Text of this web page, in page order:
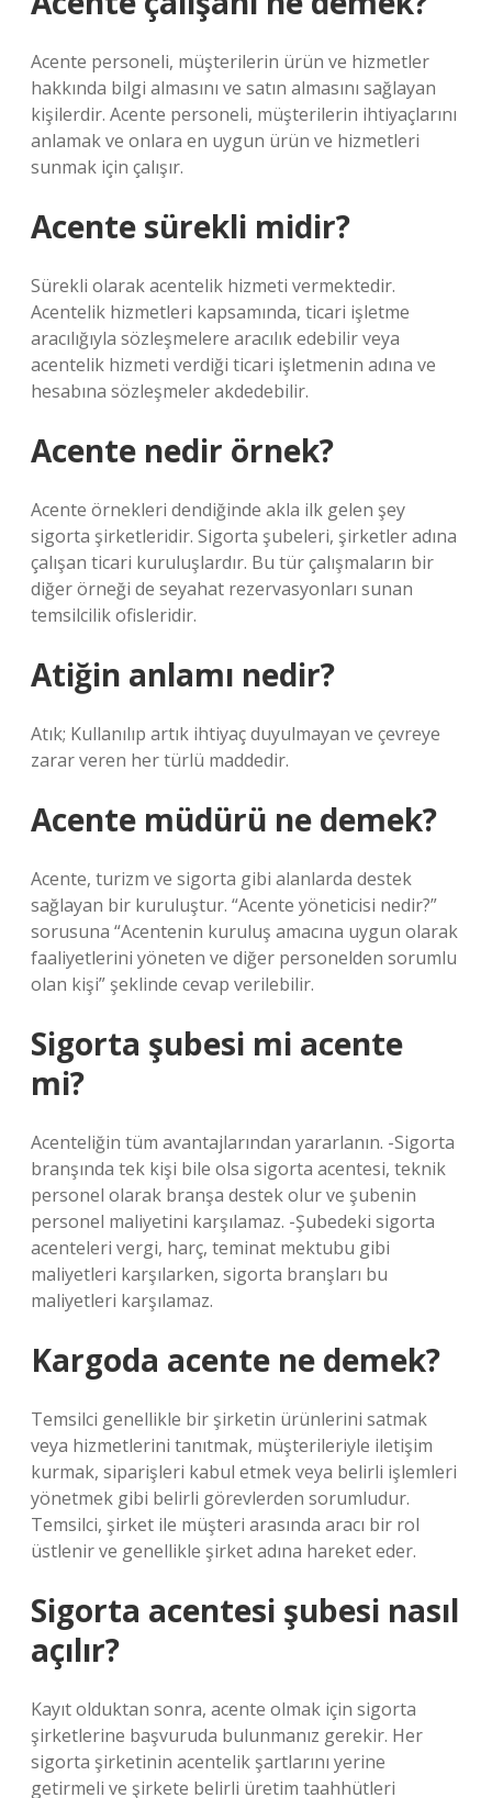
Acente personeli, müşterilerin ürün ve hizmetler
hakkında bilgi almasını ve satın almasını sağlayan
kişilerdir. Acente personeli, müşterilerin ihtiyaçlarını
anlamak ve onlara en uygun ürün ve hizmetleri
sunmak için çalışır.
Acente sürekli midir?
Sürekli olarak acentelik hizmeti vermektedir.
Acentelik hizmetleri kapsamında, ticari işletme
aracılığıyla sözleşmelere aracılık edebilir veya
acentelik hizmeti verdiği ticari işletmenin adına ve
hesabına sözleşmeler akdedebilir.
Acente nedir örnek?
Acente örnekleri dendiğinde akla ilk gelen şey
sigorta şirketleridir. Sigorta şubeleri, şirketler adına
çalışan ticari kuruluşlardır. Bu tür çalışmaların bir
diğer örneği de seyahat rezervasyonları sunan
temsilcilik ofisleridir.
Atiğin anlamı nedir?
Atık; Kullanılıp artık ihtiyaç duyulmayan ve çevreye
zarar veren her türlü maddedir.
Acente müdürü ne demek?
Acente, turizm ve sigorta gibi alanlarda destek
sağlayan bir kuruluştur. “Acente yöneticisi nedir?”
sorusuna “Acentenin kuruluş amacına uygun olarak
faaliyetlerini yöneten ve diğer personelden sorumlu
olan kişi” şeklinde cevap verilebilir.
Sigorta şubesi mi acente
mi?
Acenteliğin tüm avantajlarından yararlanın. -Sigorta
branşında tek kişi bile olsa sigorta acentesi, teknik
personel olarak branşa destek olur ve şubenin
personel maliyetini karşılamaz. -Şubedeki sigorta
acenteleri vergi, harç, teminat mektubu gibi
maliyetleri karşılarken, sigorta branşları bu
maliyetleri karşılamaz.
Kargoda acente ne demek?
Temsilci genellikle bir şirketin ürünlerini satmak
veya hizmetlerini tanıtmak, müşterileriyle iletişim
kurmak, siparişleri kabul etmek veya belirli işlemleri
yönetmek gibi belirli görevlerden sorumludur.
Temsilci, şirket ile müşteri arasında aracı bir rol
üstlenir ve genellikle şirket adına hareket eder.
Sigorta acentesi şubesi nasıl
açılır?
Kayıt olduktan sonra, acente olmak için sigorta
şirketlerine başvuruda bulunmanız gerekir. Her
sigorta şirketinin acentelik şartlarını yerine
getirmeli ve şirkete belirli üretim taahhütleri